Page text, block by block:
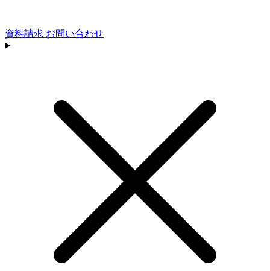
資料請求 お問い合わせ